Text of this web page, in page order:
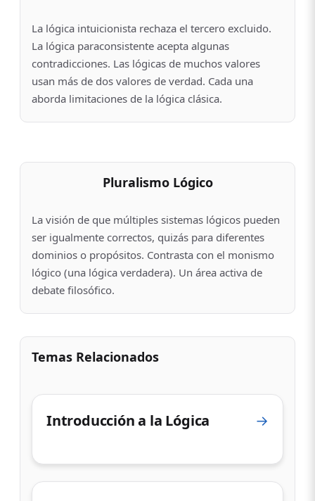
La lógica intuicionista rechaza el tercero excluido.
La lógica paraconsistente acepta algunas
contradicciones. Las lógicas de muchos valores
usan más de dos valores de verdad. Cada una
aborda limitaciones de la lógica clásica.
Pluralismo Lógico
La visión de que múltiples sistemas lógicos pueden
ser igualmente correctos, quizás para diferentes
dominios o propósitos. Contrasta con el monismo
lógico (una lógica verdadera). Un área activa de
debate filosófico.
Temas Relacionados
Introducción a la Lógica →